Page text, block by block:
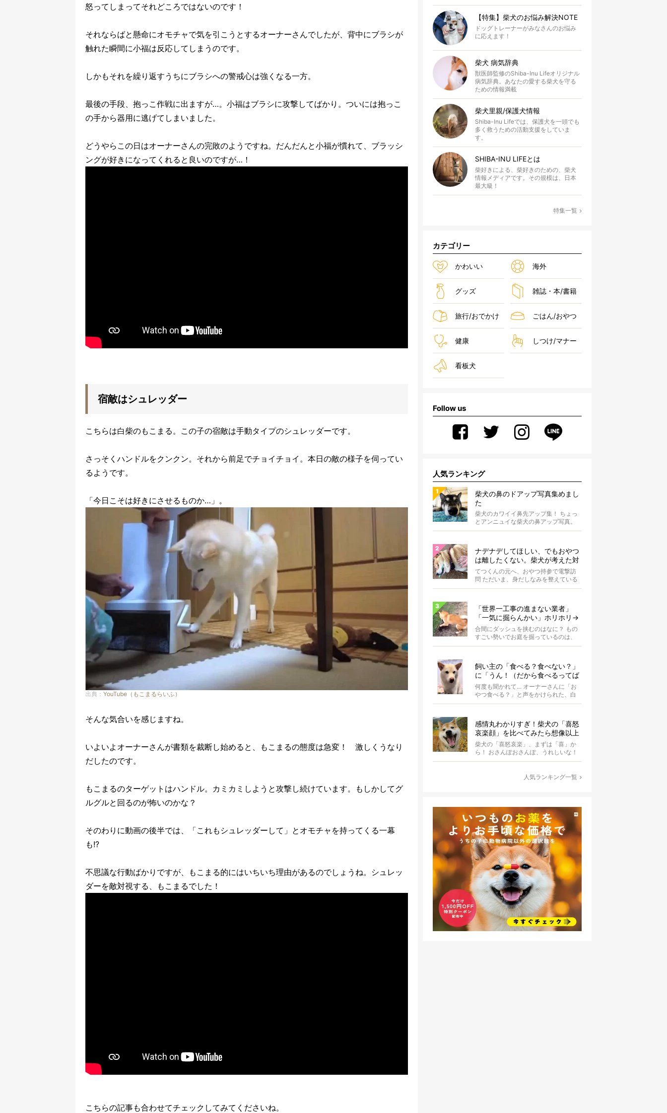
怒ってしまってそれどころではないのです！
それならばと懸命にオモチャで気を引こうとするオーナーさんでしたが、背中にブラシが
触れた瞬間に小福は反応してしまうのです。
しかもそれを繰り返すうちにブラシへの警戒心は強くなる一方。
最後の手段、抱っこ作戦に出ますが…。小福はブラシに攻撃してばかり。ついには抱っこ
の手から器用に逃げてしまいました。
どうやらこの日はオーナーさんの完敗のようですね。だんだんと小福が慣れて、ブラッシ
ングが好きになってくれると良いのですが…！
宿敵はシュレッダー
こちらは白柴のもこまる。この子の宿敵は手動タイプのシュレッダーです。
さっそくハンドルをクンクン。それから前足でチョイチョイ。本日の敵の様子を伺ってい
るようです。
「今日こそは好きにさせるものか…」。
出典： YouTube（もこまるらいふ）
そんな気合いを感じますね。
いよいよオーナーさんが書類を裁断し始めると、もこまるの態度は急変！ 激しくうなり
だしたのです。
もこまるのターゲットはハンドル。カミカミしようと攻撃し続けています。もしかしてグ
ルグルと回るのが怖いのかな？
そのわりに動画の後半では、「これもシュレッダーして」とオモチャを持ってくる一幕
も!?
不思議な行動ばかりですが、もこまる的にはいちいち理由があるのでしょうね。シュレッ
ダーを敵対視する、もこまるでした！
こちらの記事も合わせてチェックしてみてくださいね。
【特集】柴犬のお悩み解決NOTE
ドッグトレーナーがみなさんのお悩み
に応えます！
柴犬 病気辞典
獣医師監修のShiba-Inu Lifeオリジナル
病気辞典。あなたの愛する柴犬を守る
ための情報満載
柴犬里親/保護犬情報
Shiba-Inu Lifeでは、保護犬を一頭でも
多く救うための活動支援をしていま
す。
SHIBA-INU LIFEとは
柴好きによる、柴好きのための、柴犬
情報メディアです。その規模は、日本
最大級！
特集一覧
カテゴリー
かわいい 海外
グッズ 雑誌・本/書籍
旅行/おでかけ ごはん/おやつ
健康 しつけ/マナー
看板犬
Follow us
人気ランキング
柴犬の鼻のドアップ写真集めまし
た
柴犬のカワイイ鼻先アップ集！ ちょっ
とアンニュイな柴犬の鼻アップ写真。
何やら物思いにふけっているようで
ナデナデしてほしい、でもおやつ
は離したくない。柴犬が考えた対
応策が、欲しがりさんすぎて笑え
る【動画】
てつくんの元へ、おやつ持参で電撃訪
問 ただいま、身だしなみを整えている
最中の柴犬てつくん。 そこへ、オーナ
「世界一工事の進まない業者」
「一気に掘らんかい」ホリホリ→
ダッシュを繰り返す柴犬に爆笑
【動画】
合間にダッシュを挟むのはなに？ もの
すごい勢いでお庭を掘っているのは、
柴犬の波平。柴犬あるあるの、突然の
飼い主の「食べる？食べない？」
に「うん！（だから食べるってば
何回聞くの）」と答える柴犬可愛
い【動画】
何度も聞かれて… オーナーさんに「お
やつ食べる？」と声をかけられた、白
柴のぶらん。あまりのことに、しばら
感情丸わかりすぎ！柴犬の「喜怒
哀楽顔」を比べてみたら想像以上
だった
柴犬の「喜怒哀楽」、まずは「喜」か
ら！ おさんぽおさんぽ、うれしいな！
こちらはお散歩中の一コマです。やっ
人気ランキング一覧